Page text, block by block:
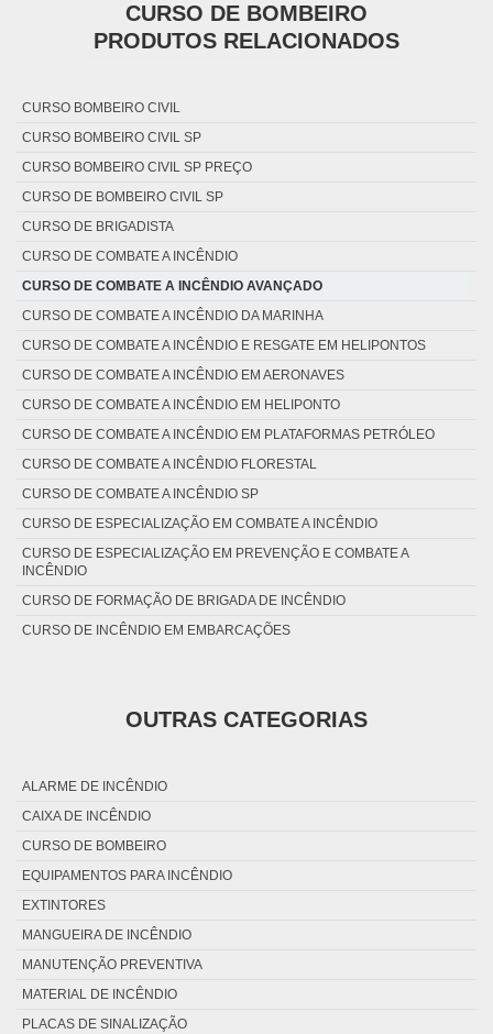
CURSO DE BOMBEIRO
PRODUTOS RELACIONADOS
CURSO BOMBEIRO CIVIL
CURSO BOMBEIRO CIVIL SP
CURSO BOMBEIRO CIVIL SP PREÇO
CURSO DE BOMBEIRO CIVIL SP
CURSO DE BRIGADISTA
CURSO DE COMBATE A INCÊNDIO
CURSO DE COMBATE A INCÊNDIO AVANÇADO
CURSO DE COMBATE A INCÊNDIO DA MARINHA
CURSO DE COMBATE A INCÊNDIO E RESGATE EM HELIPONTOS
CURSO DE COMBATE A INCÊNDIO EM AERONAVES
CURSO DE COMBATE A INCÊNDIO EM HELIPONTO
CURSO DE COMBATE A INCÊNDIO EM PLATAFORMAS PETRÓLEO
CURSO DE COMBATE A INCÊNDIO FLORESTAL
CURSO DE COMBATE A INCÊNDIO SP
CURSO DE ESPECIALIZAÇÃO EM COMBATE A INCÊNDIO
CURSO DE ESPECIALIZAÇÃO EM PREVENÇÃO E COMBATE A
INCÊNDIO
CURSO DE FORMAÇÃO DE BRIGADA DE INCÊNDIO
CURSO DE INCÊNDIO EM EMBARCAÇÕES
CURSO TÉCNICO DE PREVENÇÃO E COMBATE A INCÊNDIO
PREÇO DO CURSO DE COMBATE A INCÊNDIO
OUTRAS CATEGORIAS
ALARME DE INCÊNDIO
CAIXA DE INCÊNDIO
CURSO DE BOMBEIRO
EQUIPAMENTOS PARA INCÊNDIO
EXTINTORES
MANGUEIRA DE INCÊNDIO
MANUTENÇÃO PREVENTIVA
MATERIAL DE INCÊNDIO
PLACAS DE SINALIZAÇÃO